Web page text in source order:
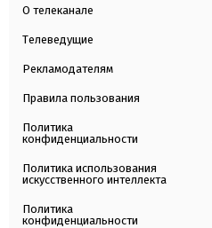
О телеканале
Телеведущие
Рекламодателям
Правила пользования
Политика
конфиденциальности
Политика использования
искусственного интеллекта
Политика
конфиденциальности